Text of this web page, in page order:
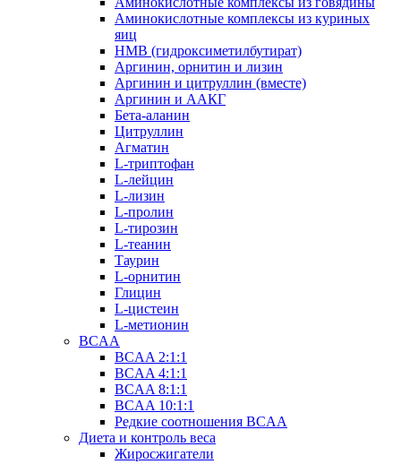
Аминокислотные комплексы из куриных
яиц
HMB (гидроксиметилбутират)
Аргинин, орнитин и лизин
Аргинин и цитруллин (вместе)
Аргинин и ААКГ
Бета-аланин
Цитруллин
Агматин
L-триптофан
L-лейцин
L-лизин
L-пролин
L-тирозин
L-теанин
Таурин
L-орнитин
Глицин
L-цистеин
L-метионин
BCAA
BCAA 2:1:1
BCAA 4:1:1
BCAA 8:1:1
BCAA 10:1:1
Редкие соотношения BCAA
Диета и контроль веса
Жиросжигатели